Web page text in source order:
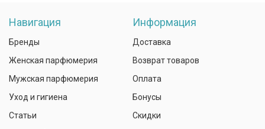
Навигация
Бренды
Женская парфюмерия
Мужская парфюмерия
Уход и гигиена
Статьи
Информация
Доставка
Возврат товаров
Оплата
Бонусы
Скидки